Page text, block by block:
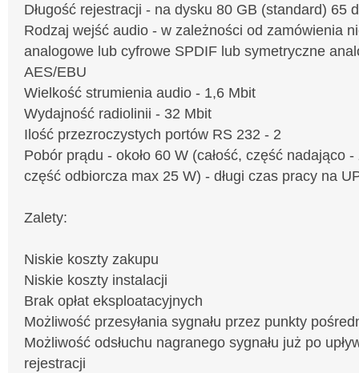
Długość rejestracji - na dysku 80 GB (standard) 65
Rodzaj wejść audio - w zależności od zamówienia
analogowe lub cyfrowe SPDIF lub symetryczne
AES/EBU
Wielkość strumienia audio - 1,6 Mbit
Wydajność radiolinii - 32 Mbit
Ilość przezroczystych portów RS 232 - 2
Pobór prądu - około 60 W (całość, część nadająco
część odbiorcza max 25 W) - długi czas pracy na
Zalety:
Niskie koszty zakupu
Niskie koszty instalacji
Brak opłat eksploatacyjnych
Możliwość przesyłania sygnału przez punkty
Możliwość odsłuchu nagranego sygnału już po
rejestracji